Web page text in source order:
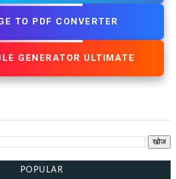
TO PDF CONVERTER
GENERATOR ULTIMATE
POPULAR